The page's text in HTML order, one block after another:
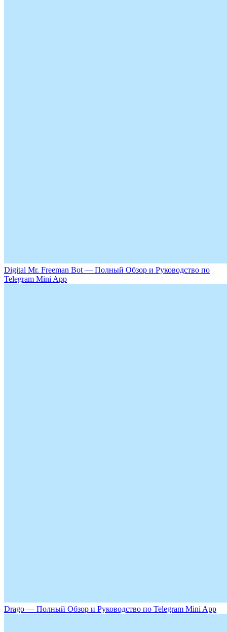
Digital Mr. Freeman Bot — Полный Обзор и Руководство по
Telegram Mini App
Drago — Полный Обзор и Руководство по Telegram Mini App